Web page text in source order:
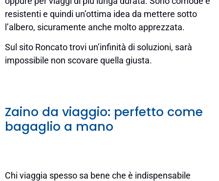
resistenti e quindi un’ottima idea da mettere sotto
l’albero, sicuramente anche molto apprezzata.
Sul sito Roncato trovi un’infinità di soluzioni, sarà
impossibile non scovare quella giusta.
Zaino da viaggio: perfetto come
bagaglio a mano
Chi viaggia spesso sa bene che è indispensabile